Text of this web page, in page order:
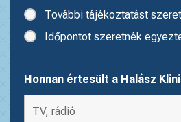
További tájékoztatást
Időpontot szeretnék
Honnan értesült a Halász